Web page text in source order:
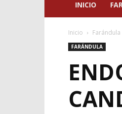
INICIO
Inicio Farándula
FARÁNDULA